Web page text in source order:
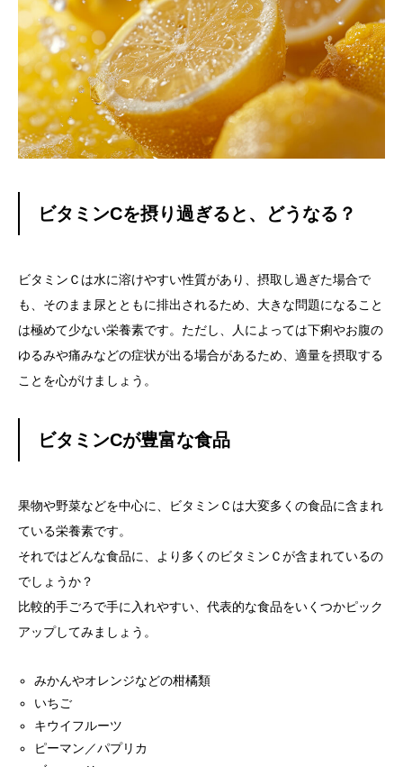
ビタミンCを摂り過ぎると、どうなる？
ビタミンＣは水に溶けやすい性質があり、摂取し過ぎた場合で
も、そのまま尿とともに排出されるため、大きな問題になること
は極めて少ない栄養素です。ただし、人によっては下痢やお腹の
ゆるみや痛みなどの症状が出る場合があるため、適量を摂取する
ことを心がけましょう。
ビタミンCが豊富な食品
果物や野菜などを中心に、ビタミンＣは大変多くの食品に含まれ
ている栄養素です。
それではどんな食品に、より多くのビタミンＣが含まれているの
でしょうか？
比較的手ごろで手に入れやすい、代表的な食品をいくつかピック
アップしてみましょう。
みかんやオレンジなどの柑橘類
いちご
キウイフルーツ
ピーマン／パプリカ